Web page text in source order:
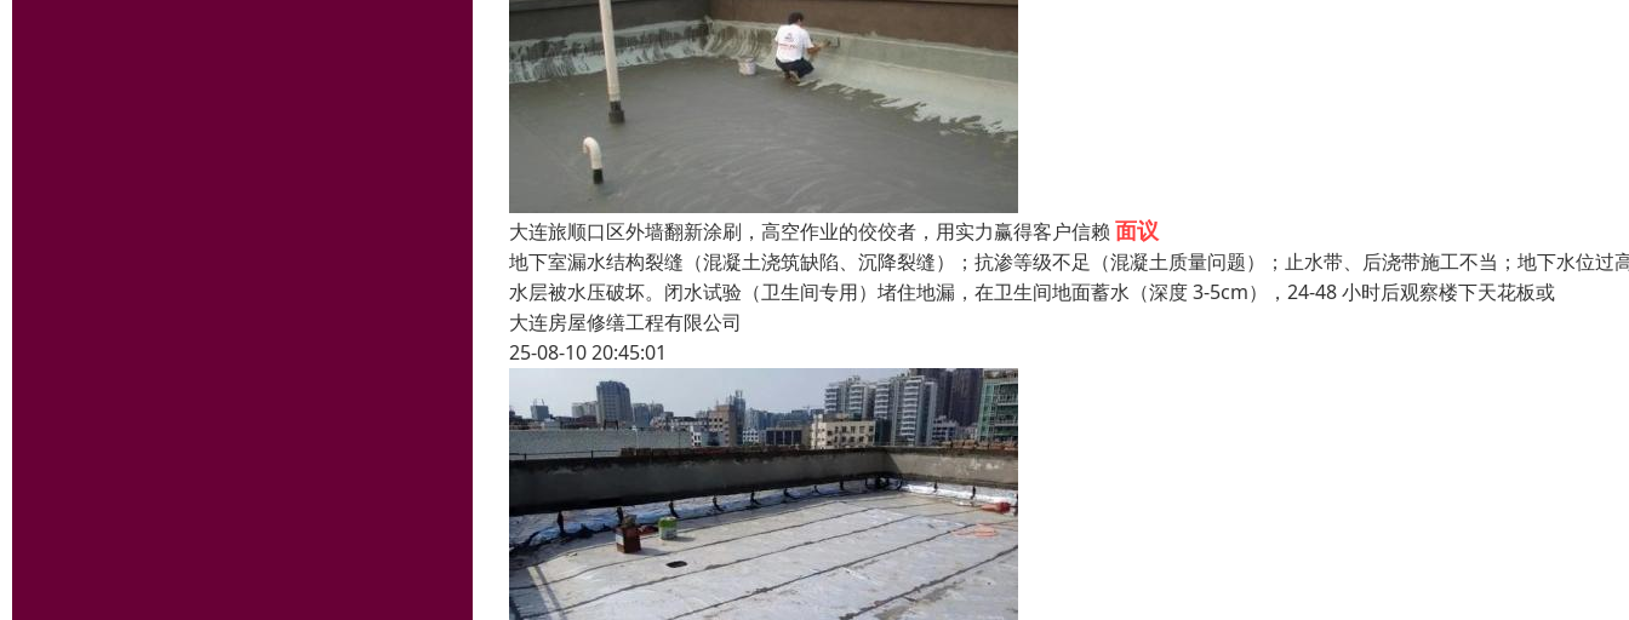
大连旅顺口区外墙翻新涂刷，高空作业的佼佼者，用实力赢得客户信赖 面议
地下室漏水结构裂缝（混凝土浇筑缺陷、沉降裂缝）；抗渗等级不足（混凝土质量问题）；止水带、后浇带施工不当；地下水位过
水层被水压破坏。闭水试验（卫生间专用）堵住地漏，在卫生间地面蓄水（深度 3-5cm），24-48 小时后观察楼下天花板或
大连房屋修缮工程有限公司
25-08-10 20:45:01